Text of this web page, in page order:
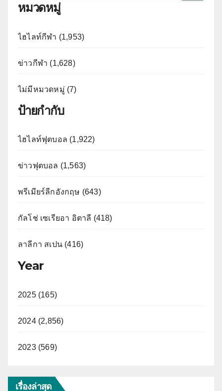
หมวดหมู่
ไฮไลท์กีฬา (1,953)
ข่าวกีฬา (1,628)
ไม่มีหมวดหมู่ (7)
ป้ายกำกับ
ไฮไลท์ฟุตบอล (1,922)
ข่าวฟุตบอล (1,563)
พรีเมียร์ลีกอังกฤษ (643)
กัลโช่ เซเรียอา อิตาลี (418)
ลาลีกา สเปน (416)
Year
2025 (165)
2024 (2,856)
2023 (569)
เรื่องล่าสุด